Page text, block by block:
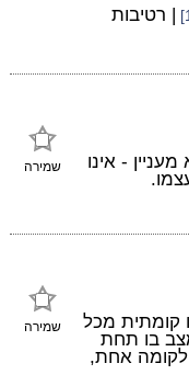
| רטיבות
שמירה
- אינו
שמירה
קומתית מכל
בו תחת
לקומה אחת,